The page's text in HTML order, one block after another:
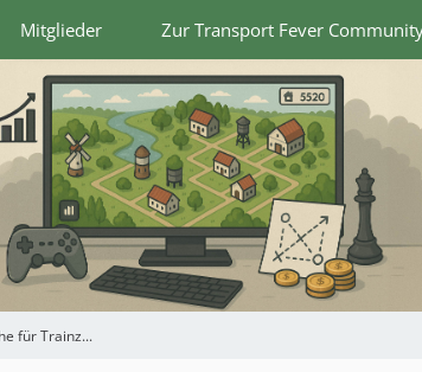
Mitglieder Zur Transport Fever
für Trainz...